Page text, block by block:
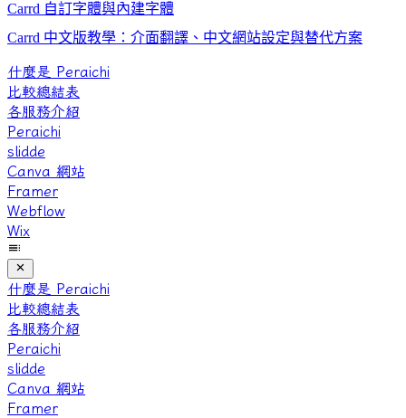
Carrd 自訂字體與內建字體
Carrd 中文版教學：介面翻譯、中文網站設定與替代方案
什麼是 Peraichi
比較總結表
各服務介紹
Peraichi
slidde
Canva 網站
Framer
Webflow
Wix
什麼是 Peraichi
比較總結表
各服務介紹
Peraichi
slidde
Canva 網站
Framer